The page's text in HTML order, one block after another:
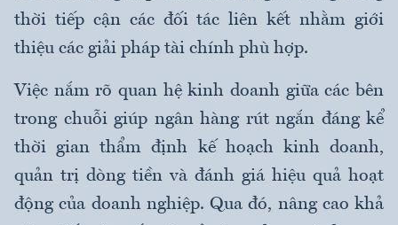
thời tiếp cận các đối tác liên kết nhằm giới
thiệu các giải pháp tài chính phù hợp.
Việc nắm rõ quan hệ kinh doanh giữa các bên
trong chuỗi giúp ngân hàng rút ngắn đáng kể
thời gian thẩm định kế hoạch kinh doanh,
quản trị dòng tiền và đánh giá hiệu quả hoạt
động của doanh nghiệp. Qua đó, nâng cao khả